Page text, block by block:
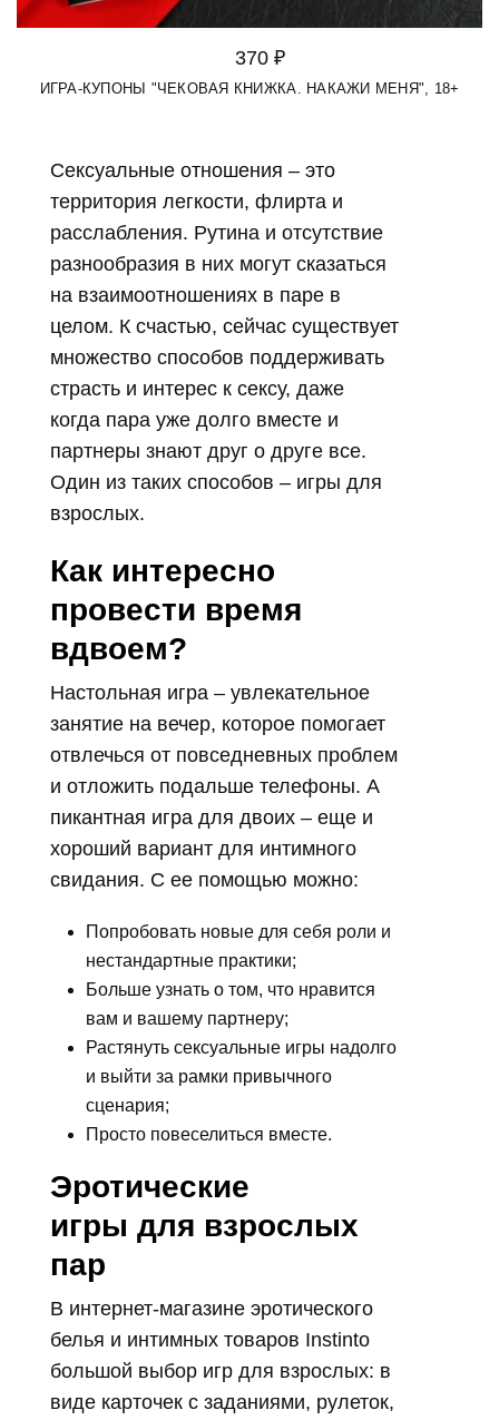
370 ₽
ИГРА-КУПОНЫ "ЧЕКОВАЯ КНИЖКА. НАКАЖИ МЕНЯ", 18+
Сексуальные отношения – это
территория легкости, флирта и
расслабления. Рутина и отсутствие
разнообразия в них могут сказаться
на взаимоотношениях в паре в
целом. К счастью, сейчас существует
множество способов поддерживать
страсть и интерес к сексу, даже
когда пара уже долго вместе и
партнеры знают друг о друге все.
Один из таких способов – игры для
взрослых.
Как интересно
провести время
вдвоем?
Настольная игра – увлекательное
занятие на вечер, которое помогает
отвлечься от повседневных проблем
и отложить подальше телефоны. А
пикантная игра для двоих – еще и
хороший вариант для интимного
свидания. С ее помощью можно:
Попробовать новые для себя роли и
нестандартные практики;
Больше узнать о том, что нравится
вам и вашему партнеру;
Растянуть сексуальные игры надолго
и выйти за рамки привычного
сценария;
Просто повеселиться вместе.
Эротические
игры для взрослых
пар
В интернет-магазине эротического
белья и интимных товаров Instinto
большой выбор игр для взрослых: в
виде карточек с заданиями, рулеток,